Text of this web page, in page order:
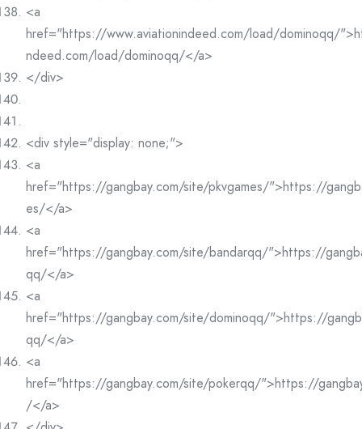
<a
href="https://www.aviationindeed.com/load/dominoqq/
ndeed.com/load/dominoqq/</a>
</div>
<div style="display: none;">
<a
href="https://gangbay.com/site/pkvgames/">https://
es/</a>
<a
href="https://gangbay.com/site/bandarqq/">https://
qq/</a>
<a
href="https://gangbay.com/site/dominoqq/">https://
qq/</a>
<a
href="https://gangbay.com/site/pokerqq/">https://
/</a>